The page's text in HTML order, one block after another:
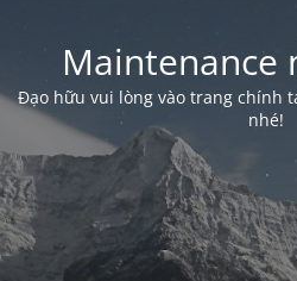
Maintenance
Đạo hữu vui lòng vào trang chính
nhé!